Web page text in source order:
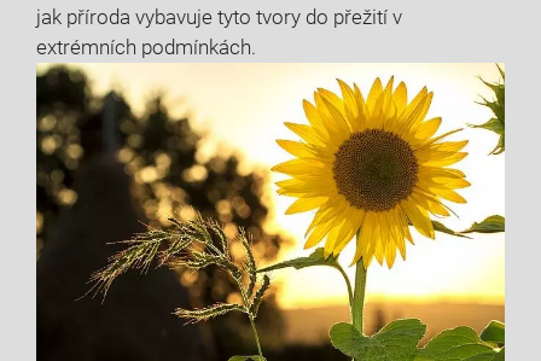
jak příroda vybavuje tyto tvory do přežití v
extrémních podmínkách.